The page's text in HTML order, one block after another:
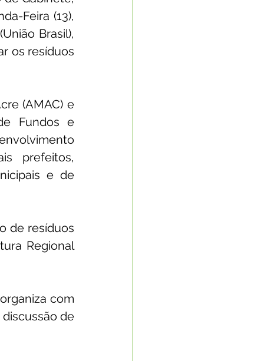
Feira (13),
Brasil),
os resíduos
(AMAC) e
Fundos e
prefeitos,
e de
de resíduos
Regional
com
de